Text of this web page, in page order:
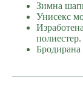
Зимна
Унисекс
полиестер.